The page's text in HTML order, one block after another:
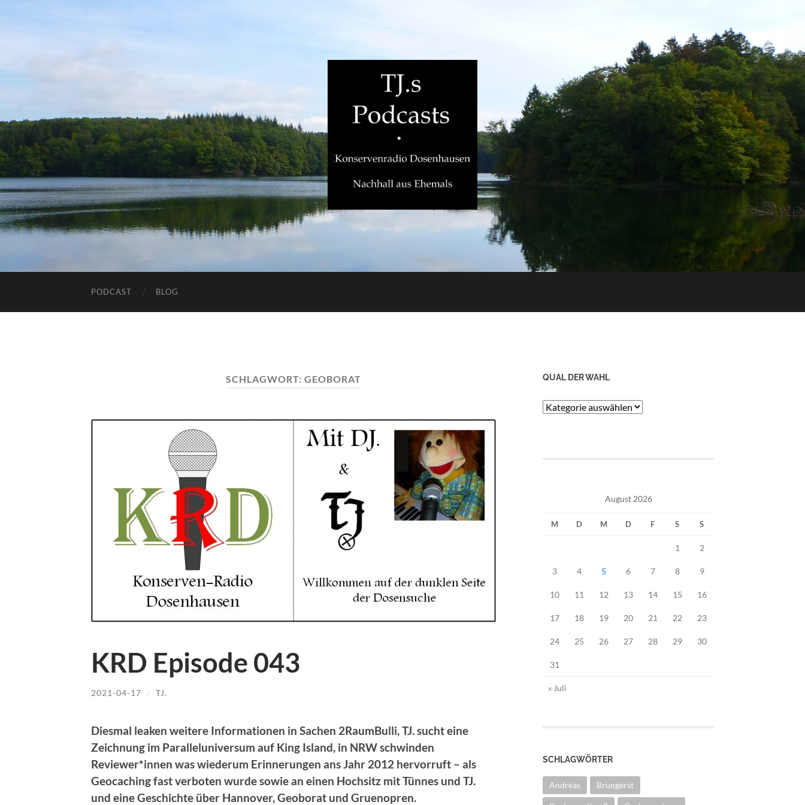
PODCAST BLOG
SCHLAGWORT: GEOBORAT
KRD Episode 043
2021-04-17 / TJ.
Diesmal leaken weitere Informationen in Sachen 2RaumBulli, TJ. sucht eine
Zeichnung im Paralleluniversum auf King Island, in NRW schwinden
Reviewer*innen was wiederum Erinnerungen ans Jahr 2012 hervorruft – als
Geocaching fast verboten wurde sowie an einen Hochsitz mit Tünnes und TJ.
und eine Geschichte über Hannover, Geoborat und Gruenopren.
QUAL DER WAHL
Qual
August 2026
M D M D F S S
1 2
3 4 5 6 7 8 9
10 11 12 13 14 15 16
17 18 19 20 21 22 23
24 25 26 27 28 29 30
31
« Juli
SCHLAGWÖRTER
Andreas Brungerst